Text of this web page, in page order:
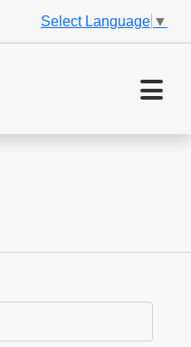
Select Language ▼